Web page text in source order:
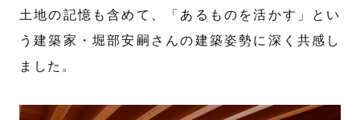
土地の記憶も含めて、「あるものを活かす」とい
う建築家・堀部安嗣さんの建築姿勢に深く共感し
ました。